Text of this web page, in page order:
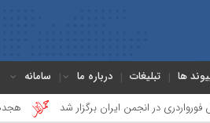
ها تبلیغات درباره ما سامانه
انجمن ایران برگزار شد هجدهمین